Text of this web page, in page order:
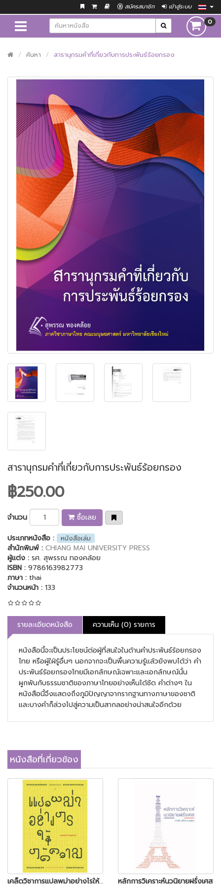
สมัครสมาชิก เข้าสู่ระบบ
0
ค้นหา สารานุกรมคำที่เกี่ยวกับการประพันธ์ร้อยกรอง
สารานุกรมคำที่เกี่ยวกับการประพันธ์ร้อยกรอง
฿250.00
จำนวน
ซื้อเลย
ประเภทหนังสือ :
หนังสือเล่ม
สำนักพิมพ์ : CHIANG MAI UNIVERSITY PRESS
ผู้แต่ง : รศ. สุพรรณ ทองคล้อย
ISBN : 9786163982773
ภาษา : thai
จำนวนหน้า : 133
รายละเอียดหนังสือ ความเห็น (0) รายการ
หนังสือนี้จะเป็นประโยชน์ต่อผู้ที่สนใจในด้านคำประพันธ์ร้อยกรอง
ไทย หรือผู้ใฝ่รู้อื่นๆ นอกจากจะเป็นพื้นความรู้แล้วยังพบได้ว่า คำ
ประพันธ์ร้อยกรองไทยมีเอกลักษณ์เฉพาะและเอกลักษณ์นั้น
ผูกพันกับธรรมชาติของภาษาไทยอย่างเห็นได้ชัด คำต่างๆ ใน
หนังสือนี้จึงแสดงถึงภูมิปัญญาจากรากฐานทางภาษาของชาติ
และบางคำก็ล่วงไปสู่ความเป็นสากลอย่างน่าสนใจอีกด้วย
หนังสือที่เกี่ยวข้อง
เคล็ดวิชาการแปลพม่าอย่างไรให้ได้ความ หลักการวิเคราะห์นวนิยายฝรั่งเศส